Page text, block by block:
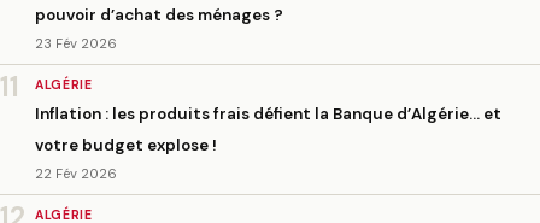
pouvoir d’achat des ménages ?
23 Fév 2026
11 ALGÉRIE
Inflation : les produits frais défient la Banque d’Algérie… et
votre budget explose !
22 Fév 2026
ALGÉRIE